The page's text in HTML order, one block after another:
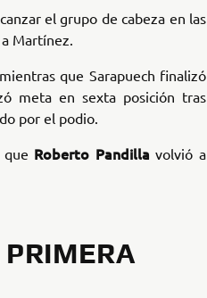
el grupo de cabeza en las
Martínez.
que Sarapuech finalizó
meta en sexta posición tras
por el podio.
Roberto Pandilla volvió a